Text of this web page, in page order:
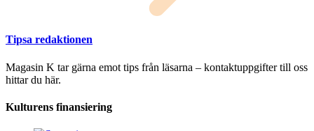
Tipsa redaktionen
Magasin K tar gärna emot tips från läsarna – kontaktuppgifter till oss
hittar du här.
Kulturens finansiering